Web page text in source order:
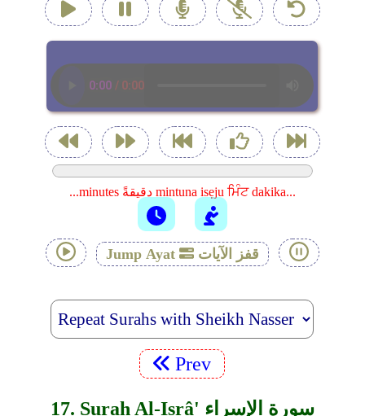
...minutes دقيقةً mintuna isẹju ਮਿੰਟ dakika...
Jump Ayat قفز الآيات
Prev
17. Surah Al-Isrâ' سورة الإسراء